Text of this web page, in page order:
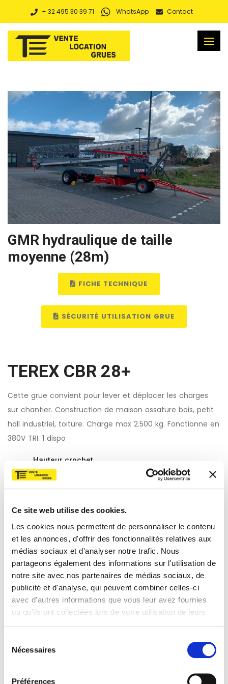
Ce site web utilise des cookies.
Les cookies nous permettent de personnaliser le contenu
et les annonces, d'offrir des fonctionnalités relatives aux
médias sociaux et d'analyser notre trafic. Nous
partageons également des informations sur l'utilisation de
notre site avec nos partenaires de médias sociaux, de
publicité et d'analyse, qui peuvent combiner celles-ci
avec d'autres informations que vous leur avez fournies
ou qu'ils ont collectées lors de votre utilisation de leurs
Nécessaires
Préférences
+ 32 495 30 39 71 WhatsApp Contact
GMR hydraulique de taille
moyenne (28m)
FICHE TECHNIQUE
SÉCURITÉ UTILISATION GRUE
TEREX CBR 28+
Cette grue convient pour lever et déplacer les charges
sur chantier. Construction de maison ossature bois, petit
hall industriel, toiture. Charge max 2.500 kg. Fonctionne en
380V TRI. 1 dispo
Hauteur crochet
21,60 m
Charge à bout de flèche
900 Kg
Charge max
2.500 Kg
350,00 €